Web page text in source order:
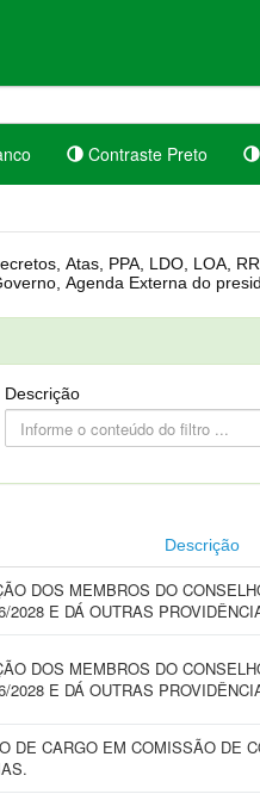
Contraste Preto
Descrição
Descrição
DOS MEMBROS DO
2028 E DÁ OUTRAS
DOS MEMBROS DO
2028 E DÁ OUTRAS
DE CARGO EM COMISSÃO DE